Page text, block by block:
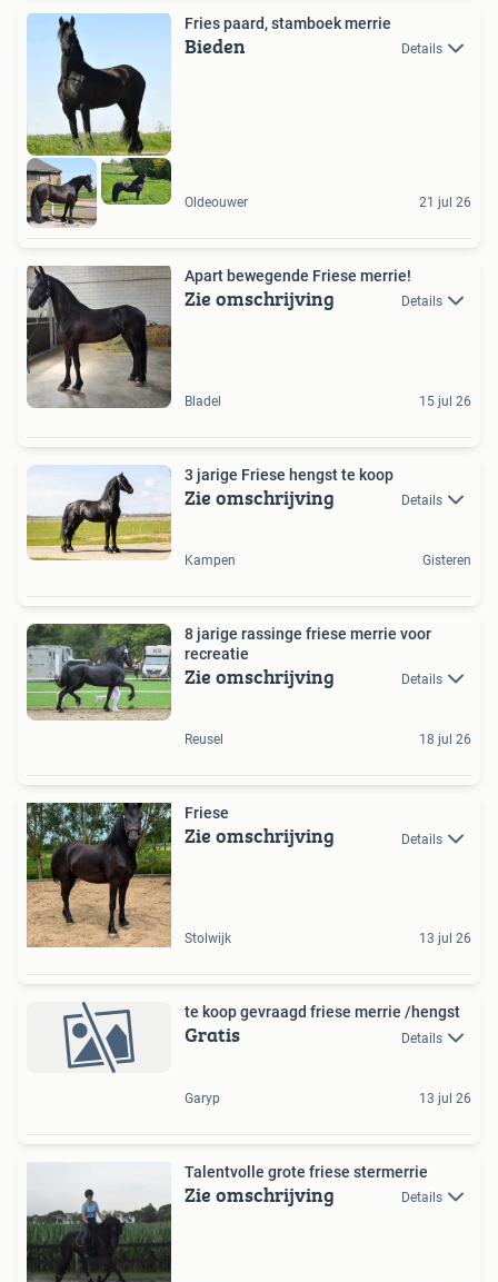
Fries paard, stamboek merrie
Bieden Details
Oldeouwer 21 jul 26
Apart bewegende Friese merrie!
Zie omschrijving Details
Bladel 15 jul 26
3 jarige Friese hengst te koop
Zie omschrijving Details
Kampen Gisteren
8 jarige rassinge friese merrie voor
recreatie
Zie omschrijving Details
Reusel 18 jul 26
Friese
Zie omschrijving Details
Stolwijk 13 jul 26
te koop gevraagd friese merrie /hengst
Gratis Details
Garyp 13 jul 26
Talentvolle grote friese stermerrie
Zie omschrijving Details